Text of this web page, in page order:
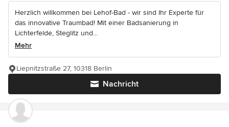
Herzlich willkommen bei Lehof-Bad - wir sind Ihr Experte für
das innovative Traumbad! Mit einer Badsanierung in
Lichterfelde, Steglitz und...
Mehr
Nachricht
Liepnitzstraße 27, 10318 Berlin